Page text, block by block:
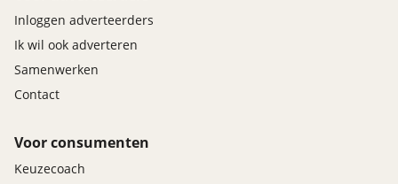
actieve noodgeval assistent
Anti Blokkeer Systeem
Anti doorSlip Regeling
Autonomous Emergency Braking
bestuurdersairbag
bots herkenning en activatie
Inloggen adverteerders
Ik wil ook adverteren
Samenwerken
Contact
Voor consumenten
Keuzecoach